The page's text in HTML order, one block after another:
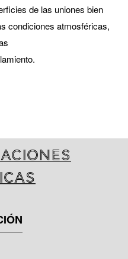
de las uniones bien
condiciones atmosféricas,